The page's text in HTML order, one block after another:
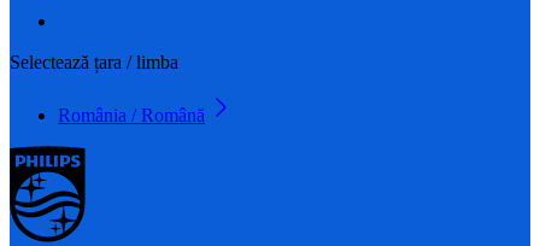
Selectează țara / limba
România / Română